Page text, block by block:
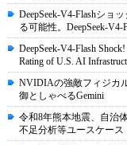
DeepSeek-V4-Flashショ
る可能性。DeepSeek-
DeepSeek-V4-Flash
Rating of U.S. AI
NVIDIAの強敵フィジカ
御としゃべるGemini
令和8年熊本地震、自治
不足分析等ユースケース